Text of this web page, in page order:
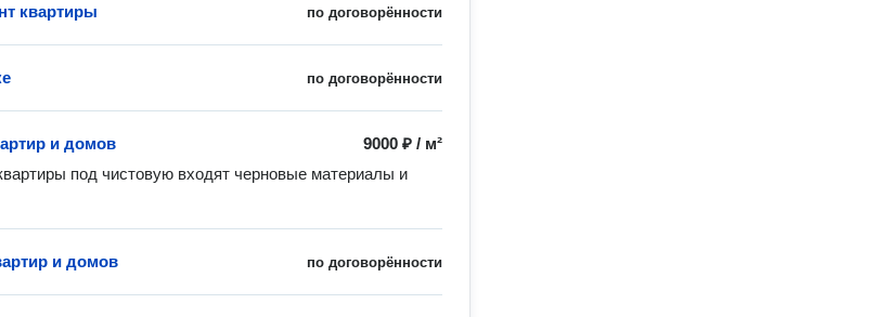
по договорённости
квартиры
по договорённости
9000 ₽ / м²
и домов
под чистовую входят черновые материалы и
по договорённости
и домов